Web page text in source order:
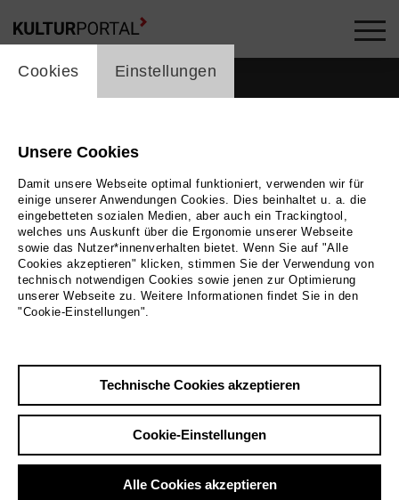
Irene Kleinschmidt
Links
theaterbremen.de
cookie_layer
Cookies Einstellungen
Unsere Cookies
Damit unsere Webseite optimal funktioniert, verwenden wir für
einige unserer Anwendungen Cookies. Dies beinhaltet u. a. die
eingebetteten sozialen Medien, aber auch ein Trackingtool,
welches uns Auskunft über die Ergonomie unserer Webseite
sowie das Nutzer*innenverhalten bietet. Wenn Sie auf "Alle
Cookies akzeptieren" klicken, stimmen Sie der Verwendung von
technisch notwendigen Cookies sowie jenen zur Optimierung
unserer Webseite zu. Weitere Informationen findet Sie in den
"Cookie-Einstellungen".
Technische Cookies akzeptieren
Cookie-Einstellungen
Alle Cookies akzeptieren